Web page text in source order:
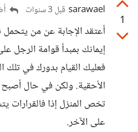
1
sarawael قبل 3 سنوات
أعتقد الإجابة عن من
إيمانك بمبدأ قوامة الرجل
فعليك القيام بدورك في تلك
الأحقية. ولكن في حال أصبح
تخص المنزل إذا فالقرارات
على الآخر.